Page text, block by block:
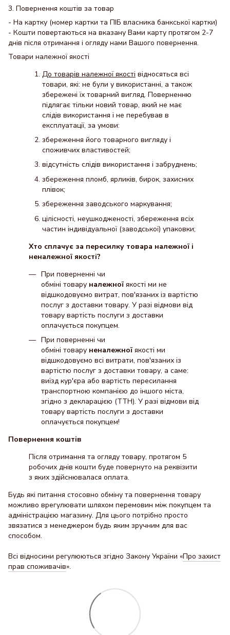
3. Повернення коштів за товар
- На картку (номер картки та ПІБ власника банкської картки)
- Кошти повертаються на вказану Вами карту протягом 2-7
днів після отримання і огляду нами Вашого повернення.
Товари належної якості
До товарів належної якості відносяться всі
товари, які: не були у використанні, а також
збережені їх товарний вигляд. Поверненню
підлягає тільки новий товар, який не має
слідів використання і не перебував в
експлуатації, за умови:
збереження його товарного вигляду і
споживчих властивостей;
відсутність слідів використання і забруднень;
збереження пломб, ярликів, бирок, захисних
плівок;
збереження заводського маркування;
цілісності, неушкодженості, збереження всіх
частин індивідуальної (заводської) упаковки;
Хто сплачує за пересилку товара належної і
неналежної якості?
При поверненні чи
обміні товару належної якості ми не
відшкодовуємо витрат, пов'язаних із вартістю
послуг з доставки товару. У разі відмови від
товару вартість послуги з доставки
оплачується покупцем.
При поверненні чи
обміні товару неналежної якості ми
відшкодовуємо всі витрати, пов'язаних із
вартістю послуг з доставки товару, а саме:
виїзд кур'єра або вартість пересилання
транспортною компанією до іншого міста,
згідно з декларацією (ТТН). У разі відмови від
товару вартість послуги з доставки
оплачується покупцем!
Повернення коштів
Після отримання та огляду товару, протягом 5
робочих днів кошти буде повернуто на реквізити
з яких здійснювалася оплата.
Будь які питання стосовно обміну та повернення товару
можливо врегулювати шляхом перемовин між покупцем та
адміністрацією магазину. Для цього потрібно просто
звязатися з менеджером будь яким зручним для вас
способом.
Всі відносини регулюються згідно Закону України «Про захист
прав споживачів».